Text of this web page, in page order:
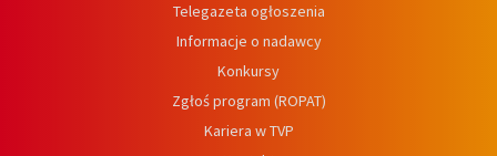
Telegazeta ogłoszenia
Informacje o nadawcy
Konkursy
Zgłoś program (ROPAT)
Kariera w TVP